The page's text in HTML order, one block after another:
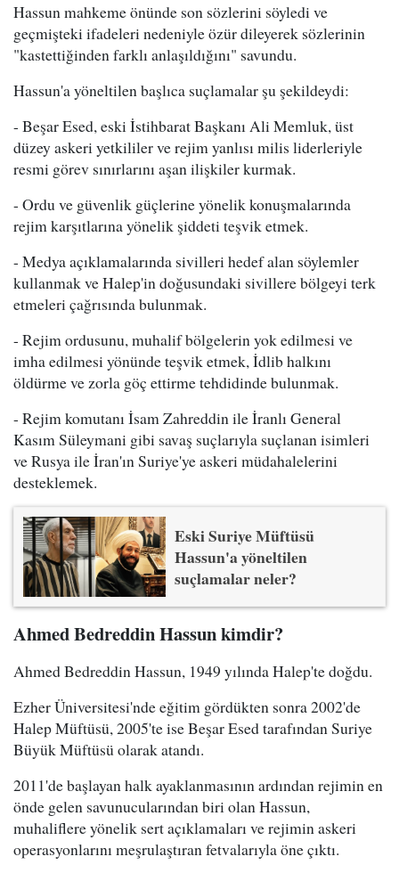
Hassun mahkeme önünde son sözlerini söyledi ve
geçmişteki ifadeleri nedeniyle özür dileyerek sözlerinin
"kastettiğinden farklı anlaşıldığını" savundu.
Hassun'a yöneltilen başlıca suçlamalar şu şekildeydi:
- Beşar Esed, eski İstihbarat Başkanı Ali Memluk, üst
düzey askeri yetkililer ve rejim yanlısı milis liderleriyle
resmi görev sınırlarını aşan ilişkiler kurmak.
- Ordu ve güvenlik güçlerine yönelik konuşmalarında
rejim karşıtlarına yönelik şiddeti teşvik etmek.
- Medya açıklamalarında sivilleri hedef alan söylemler
kullanmak ve Halep'in doğusundaki sivillere bölgeyi terk
etmeleri çağrısında bulunmak.
- Rejim ordusunu, muhalif bölgelerin yok edilmesi ve
imha edilmesi yönünde teşvik etmek, İdlib halkını
öldürme ve zorla göç ettirme tehdidinde bulunmak.
- Rejim komutanı İsam Zahreddin ile İranlı General
Kasım Süleymani gibi savaş suçlarıyla suçlanan isimleri
ve Rusya ile İran'ın Suriye'ye askeri müdahalelerini
desteklemek.
Eski Suriye Müftüsü
Hassun'a yöneltilen
suçlamalar neler?
Ahmed Bedreddin Hassun kimdir?
Ahmed Bedreddin Hassun, 1949 yılında Halep'te doğdu.
Ezher Üniversitesi'nde eğitim gördükten sonra 2002'de
Halep Müftüsü, 2005'te ise Beşar Esed tarafından Suriye
Büyük Müftüsü olarak atandı.
2011'de başlayan halk ayaklanmasının ardından rejimin en
önde gelen savunucularından biri olan Hassun,
muhaliflere yönelik sert açıklamaları ve rejimin askeri
operasyonlarını meşrulaştıran fetvalarıyla öne çıktı.